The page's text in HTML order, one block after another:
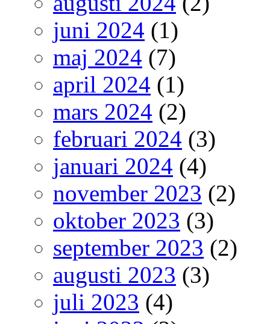
juni 2024 (1)
maj 2024 (7)
april 2024 (1)
mars 2024 (2)
februari 2024 (3)
januari 2024 (4)
november 2023 (2)
oktober 2023 (3)
september 2023 (2)
augusti 2023 (3)
juli 2023 (4)